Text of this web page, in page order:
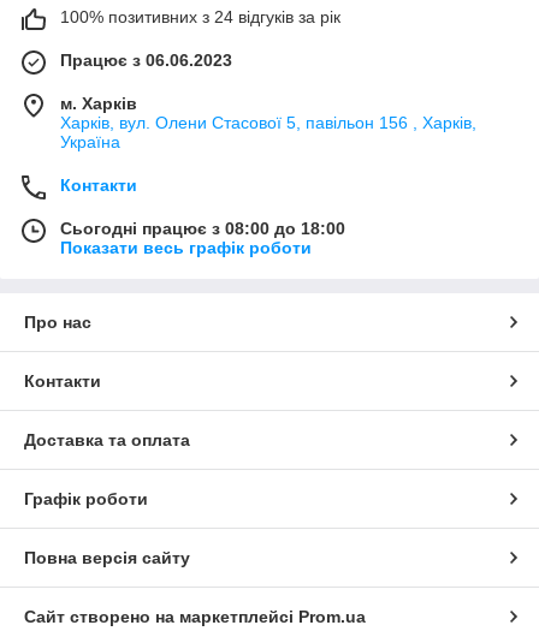
100% позитивних з 24 відгуків за рік
Працює з 06.06.2023
м. Харків
Харків, вул. Олени Стасової 5, павільон 156 , Харків,
Україна
Контакти
Сьогодні працює з 08:00 до 18:00
Показати весь графік роботи
Про нас
Контакти
Доставка та оплата
Графік роботи
Повна версія сайту
Сайт створено на маркетплейсі Prom.ua